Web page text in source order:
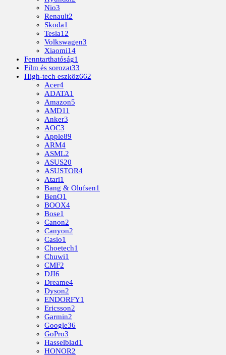
Nio3
Renault2
Skoda1
Tesla12
Volkswagen3
Xiaomi14
Fenntarthatóság1
Film és sorozat33
High-tech eszköz662
Acer4
ADATA1
Amazon5
AMD11
Anker3
AOC3
Apple89
ARM4
ASML2
ASUS20
ASUSTOR4
Atari1
Bang & Olufsen1
BenQ1
BOOX4
Bose1
Canon2
Canyon2
Casio1
Choetech1
Chuwi1
CMF2
DJI6
Dreame4
Dyson2
ENDORFY1
Ericsson2
Garmin2
Google36
GoPro3
Hasselblad1
HONOR2